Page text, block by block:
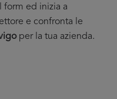
form ed inizia a
e confronta le
per la tua azienda.